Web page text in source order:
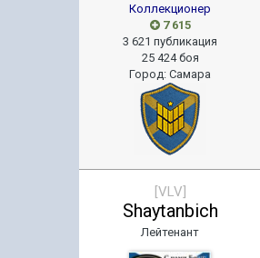
Коллекционер
7 615
3 621 публикация
25 424 боя
Город:Самара
[VLV]
Shaytanbich
Лейтенант